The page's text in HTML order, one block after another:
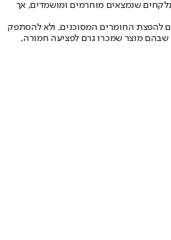
שנמצאים מוחרמים ומושמדים, אך
להפצת החומרים המסוכנים, ולא להסתפק
מוצר שמכרו גרם לפציעה חמורה,